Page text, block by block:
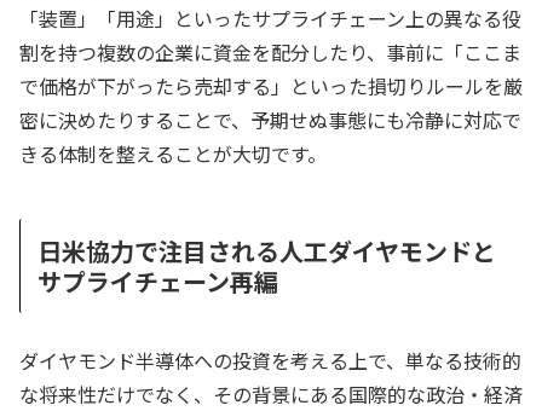
「装置」「用途」といったサプライチェーン上の異なる役
割を持つ複数の企業に資金を配分したり、事前に「ここま
で価格が下がったら売却する」といった損切りルールを厳
密に決めたりすることで、予期せぬ事態にも冷静に対応で
きる体制を整えることが大切です。
日米協力で注目される人工ダイヤモンドと
サプライチェーン再編
ダイヤモンド半導体への投資を考える上で、単なる技術的
な将来性だけでなく、その背景にある国際的な政治・経済